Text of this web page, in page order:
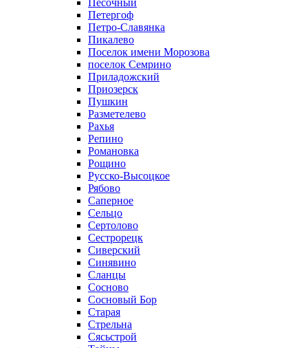
Песочный
Петергоф
Петро-Славянка
Пикалево
Поселок имени Морозова
поселок Семрино
Приладожский
Приозерск
Пушкин
Разметелево
Рахья
Репино
Романовка
Рощино
Русско-Высоцкое
Рябово
Саперное
Сельцо
Сертолово
Сестрорецк
Сиверский
Синявино
Сланцы
Сосново
Сосновый Бор
Старая
Стрельна
Сясьстрой